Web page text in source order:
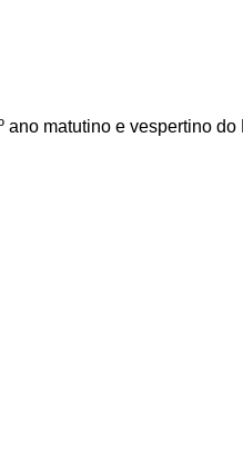
ano matutino e vespertino